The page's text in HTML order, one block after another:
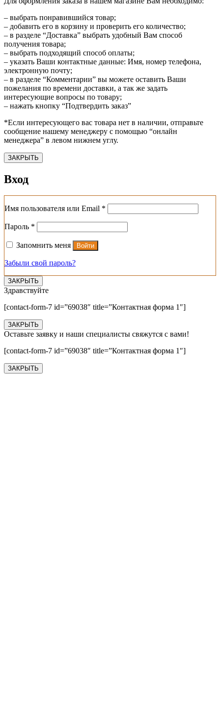
– выбрать понравившийся товар;
– добавить его в корзину и проверить его количество;
– в разделе “Доставка” выбрать удобный Вам способ
получения товара;
– выбрать подходящий способ оплаты;
– указать Ваши контактные данные: Имя, номер телефона,
электронную почту;
– в разделе “Комментарии” вы можете оставить Ваши
пожелания по времени доставки, а так же задать
интересующие вопросы по товару;
– нажать кнопку “Подтвердить заказ”
*Если интересующего вас товара нет в наличии, отправьте
сообщение нашему менеджеру с помощью “онлайн
менеджера” в левом нижнем углу.
ЗАКРЫТЬ
Вход
Имя пользователя или Email *
Пароль *
Запомнить меня Войти
Забыли свой пароль?
ЗАКРЫТЬ
Здравствуйте
[contact-form-7 id=”69038″ title=”Контактная форма 1″]
ЗАКРЫТЬ
Оставьте заявку и наши специалисты свяжутся с вами!
[contact-form-7 id=”69038″ title=”Контактная форма 1″]
ЗАКРЫТЬ